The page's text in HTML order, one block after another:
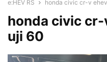
e:HEV RS
honda civic cr-v
honda civic
uji 60